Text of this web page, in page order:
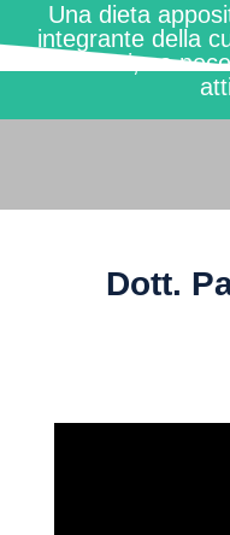
Una dieta
integrante della
farmaci, se
Dott.